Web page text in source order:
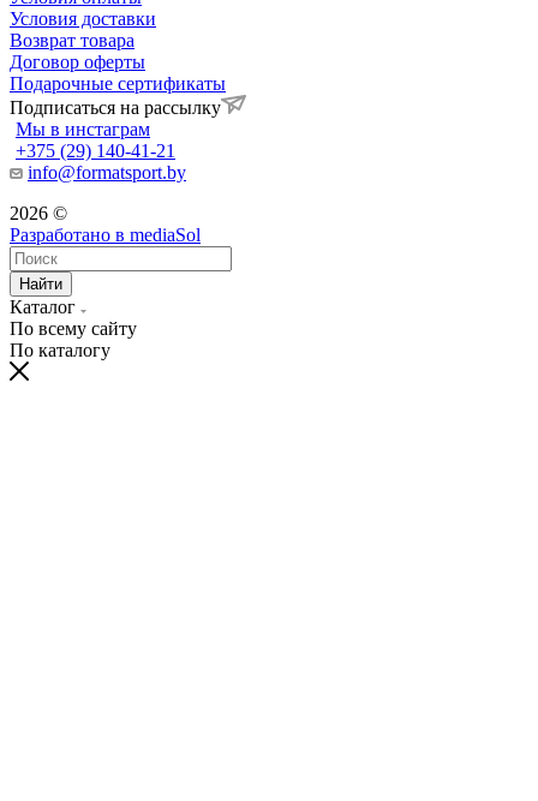
Условия доставки
Возврат товара
Договор оферты
Подарочные сертификаты
Подписаться на рассылку
Мы в инстаграм
+375 (29) 140-41-21
info@formatsport.by
2026 ©
Разработано в mediaSol
Найти
Каталог
По всему сайту
По каталогу